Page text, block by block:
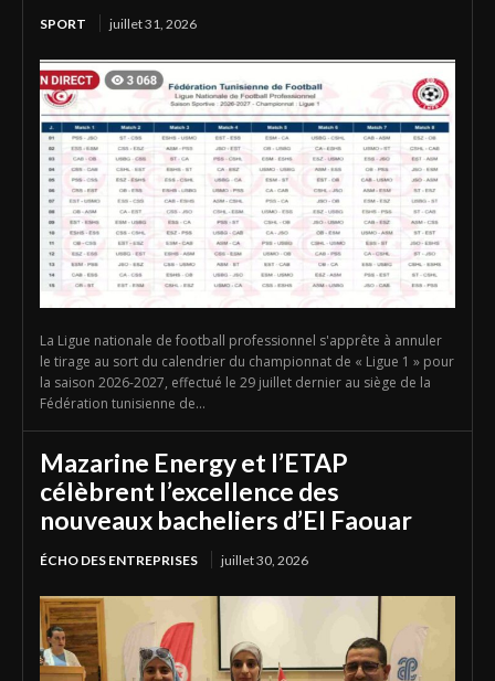
SPORT juillet 31, 2026
La Ligue nationale de football professionnel s'apprête à annuler
le tirage au sort du calendrier du championnat de « Ligue 1 » pour
la saison 2026-2027, effectué le 29 juillet dernier au siège de la
Fédération tunisienne de...
Mazarine Energy et l’ETAP
célèbrent l’excellence des
nouveaux bacheliers d’El Faouar
ÉCHO DES ENTREPRISES juillet 30, 2026